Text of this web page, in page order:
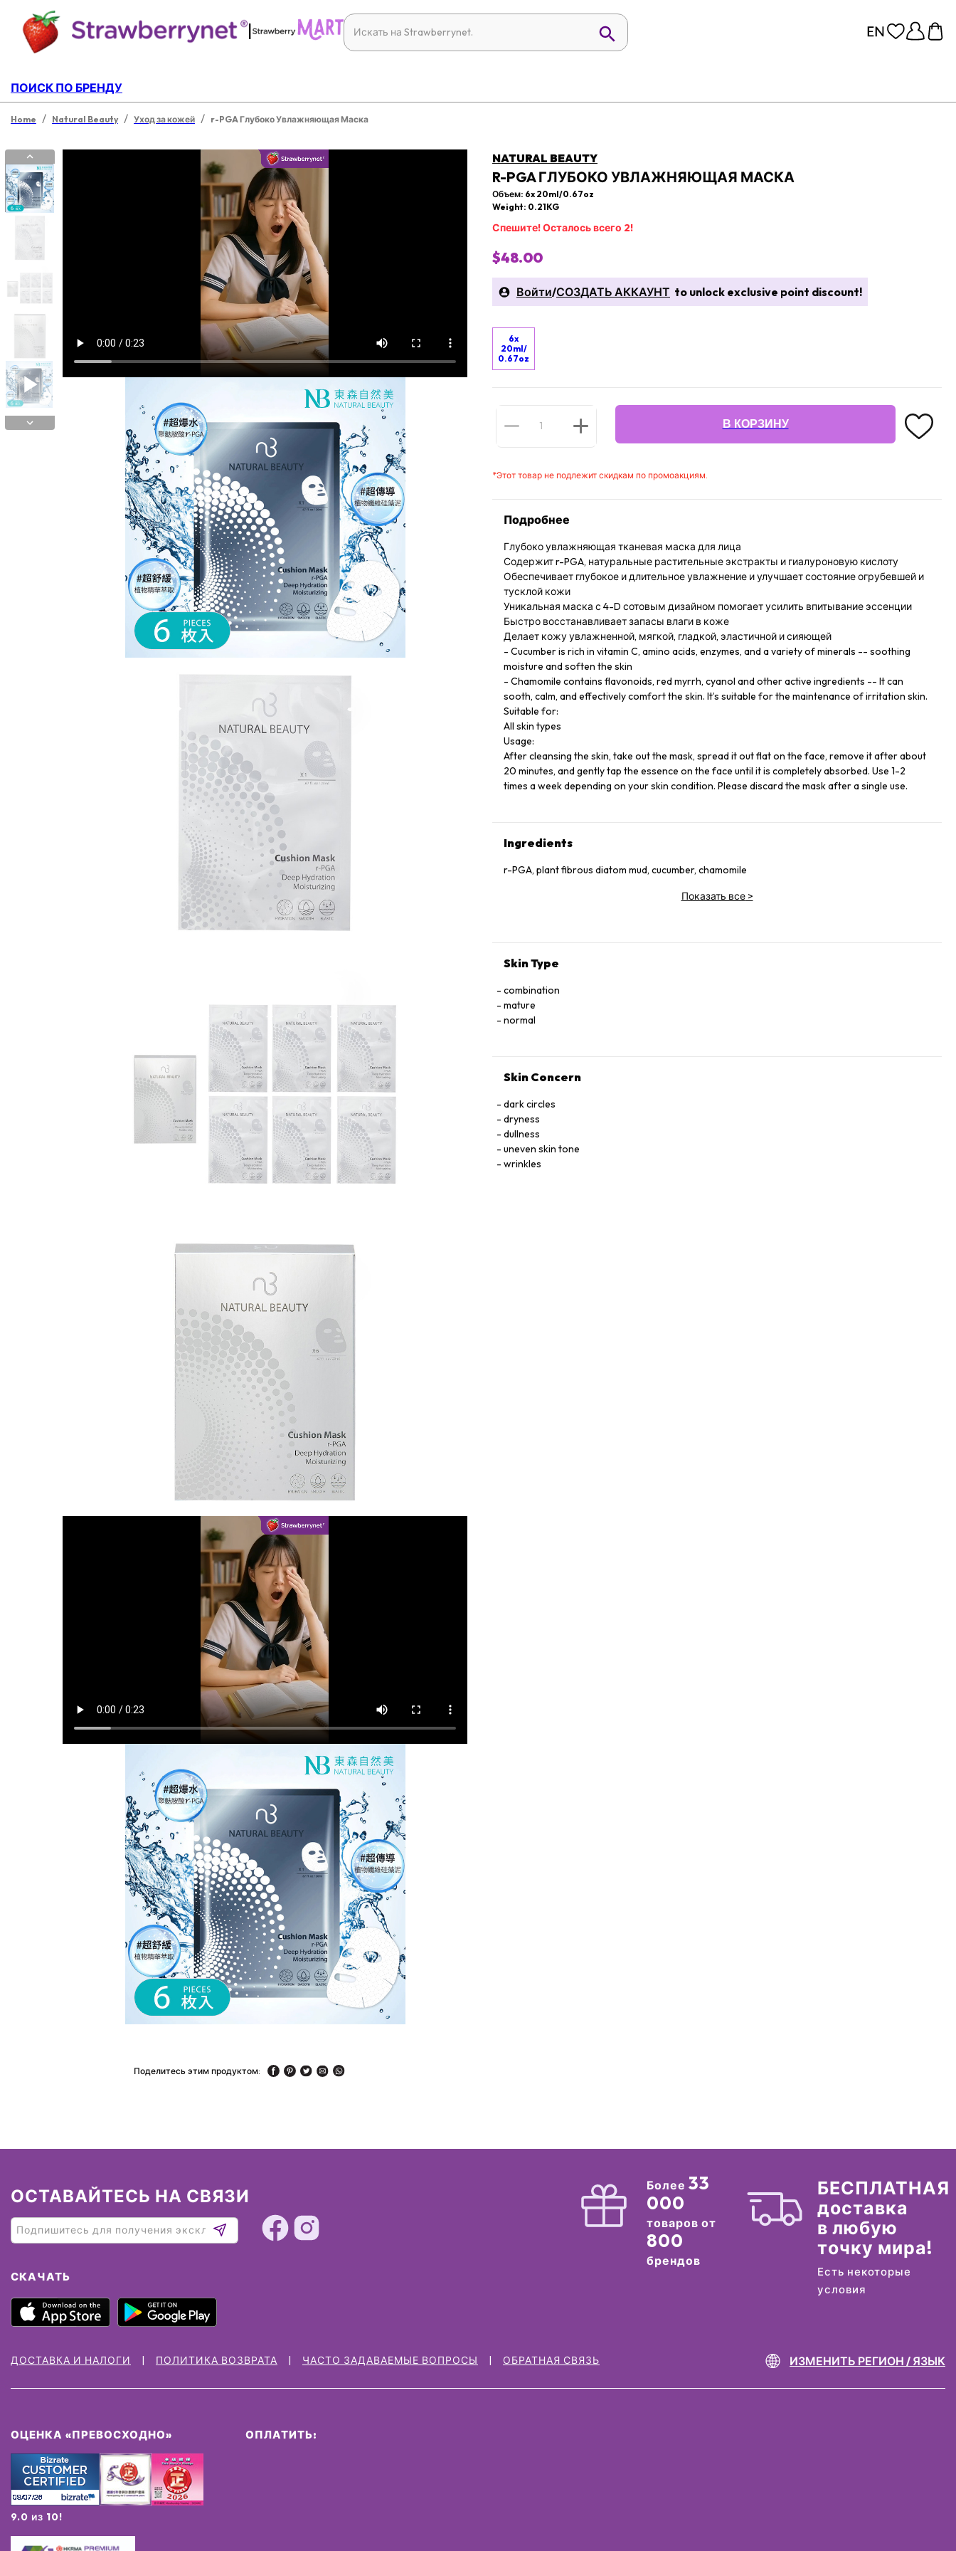
|
ПОИСК ПО БРЕНДУ
Home / Natural Beauty / Уход за кожей / r-PGA Глубоко Увлажняющая Маска
Поделитесь этим продуктом:
NATURAL BEAUTY
R-PGA ГЛУБОКО УВЛАЖНЯЮЩАЯ МАСКА
Объем: 6x 20ml/0.67oz
Weight: 0.21KG
Спешите! Осталось всего 2!
$48.00
Войти/СОЗДАТЬ АККАУНТ to unlock exclusive point discount!
6x
20ml/
0.67oz
В КОРЗИНУ
*Этот товар не подлежит скидкам по промоакциям.
Подробнее
Глубоко увлажняющая тканевая маска для лица
Содержит r-PGA, натуральные растительные экстракты и гиалуроновую кислоту
Обеспечивает глубокое и длительное увлажнение и улучшает состояние огрубевшей и
тусклой кожи
Уникальная маска с 4-D сотовым дизайном помогает усилить впитывание эссенции
Быстро восстанавливает запасы влаги в коже
Делает кожу увлажненной, мягкой, гладкой, эластичной и сияющей
- Cucumber is rich in vitamin C, amino acids, enzymes, and a variety of minerals -- soothing
moisture and soften the skin
- Chamomile contains flavonoids, red myrrh, cyanol and other active ingredients -- It can
sooth, calm, and effectively comfort the skin. It’s suitable for the maintenance of irritation skin.
Suitable for:
All skin types
Usage:
After cleansing the skin, take out the mask, spread it out flat on the face, remove it after about
20 minutes, and gently tap the essence on the face until it is completely absorbed. Use 1-2
times a week depending on your skin condition. Please discard the mask after a single use.
Ingredients
r-PGA, plant fibrous diatom mud, cucumber, chamomile
Показать все>
Skin Type
combination
mature
normal
Skin Concern
dark circles
dryness
dullness
uneven skin tone
wrinkles
ОСТАВАЙТЕСЬ НА СВЯЗИ
СКАЧАТЬ
Более 33
000
товаров от
800
брендов
БЕСПЛАТНАЯ
доставка
в любую
точку мира!
Есть некоторые
условия
ДОСТАВКА И НАЛОГИ ПОЛИТИКА ВОЗВРАТА ЧАСТО ЗАДАВАЕМЫЕ ВОПРОСЫ ОБРАТНАЯ СВЯЗЬ ИЗМЕНИТЬ РЕГИОН / ЯЗЫК
ОЦЕНКА «ПРЕВОСХОДНО»
9.0 из 10!
ОПЛАТИТЬ: